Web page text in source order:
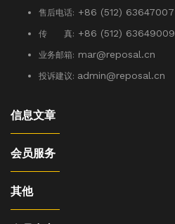
售后电话: +86 (512) 63647007
传 真: +86 (512) 63649009
业务邮箱: mar@reposal.cn
投诉建议: admin@reposal.cn
信息文章
会员服务
其他